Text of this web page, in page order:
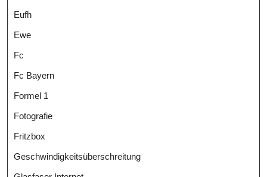
Eufh
Ewe
Fc
Fc Bayern
Formel 1
Fotografie
Fritzbox
Geschwindigkeitsüberschreitung